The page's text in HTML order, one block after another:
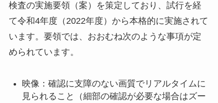
検査の実施要領（案）を策定しており、試行を経
て令和4年度（2022年度）から本格的に実施されて
います。要領では、おおむね次のような事項が定
められています。
映像：確認に支障のない画質でリアルタイムに
見られること（細部の確認が必要な場合はズー